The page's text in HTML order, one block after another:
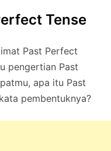
Tense
Past Perfect
pengertian Past
apa itu Past
pembentuknya?